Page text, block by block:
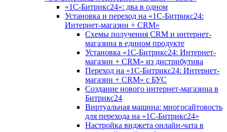
«1С-Битрикс24»: два в одном
Установка и переход на «1С-Битрикс24:
Интернет-магазин + CRM»
Схемы получения CRM и интернет-
магазина в едином продукте
Установка «1С-Битрикс24: Интернет-
магазин + CRM» из дистрибутива
Переход на «1С-Битрикс24: Интернет-
магазин + CRM» с БУС
Создание нового интернет-магазина в
Битрикс24
Виртуальная машина: многосайтовость
для перехода на «1С-Битрикс24»
Настройка виджета онлайн-чата в